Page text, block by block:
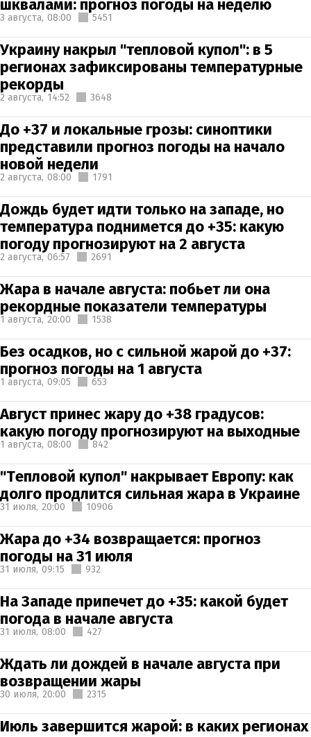
шквалами: прогноз погоды на неделю
3 августа, 08:00 5451
Украину накрыл "тепловой купол": в 5
регионах зафиксированы температурные
рекорды
2 августа, 14:52 3648
До +37 и локальные грозы: синоптики
представили прогноз погоды на начало
новой недели
2 августа, 08:00 1791
Дождь будет идти только на западе, но
температура поднимется до +35: какую
погоду прогнозируют на 2 августа
2 августа, 06:57 2691
Жара в начале августа: побьет ли она
рекордные показатели температуры
1 августа, 20:00 1538
Без осадков, но с сильной жарой до +37:
прогноз погоды на 1 августа
1 августа, 09:05 653
Август принес жару до +38 градусов:
какую погоду прогнозируют на выходные
1 августа, 08:00 842
"Тепловой купол" накрывает Европу: как
долго продлится сильная жара в Украине
31 июля, 20:00 10906
Жара до +34 возвращается: прогноз
погоды на 31 июля
31 июля, 09:15 932
На Западе припечет до +35: какой будет
погода в начале августа
31 июля, 08:00 427
Ждать ли дождей в начале августа при
возвращении жары
30 июля, 20:00 2315
Июль завершится жарой: в каких регионах